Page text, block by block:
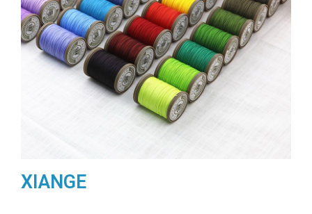
XIANGE